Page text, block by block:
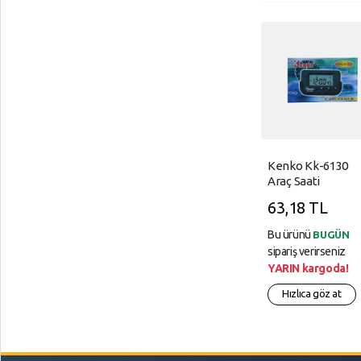
Kenko Kk-6130
Araç Saati
63,18 TL
Bu ürünü BUGÜN
sipariş verirseniz
YARIN kargoda!
Hızlıca göz at